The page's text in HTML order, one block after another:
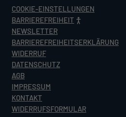
COOKIE-EINSTELLUNGEN
BARRIEREFREIHEIT
NEWSLETTER
BARRIEREFREIHEITSERKLÄRUNG
WIDERRUF
DATENSCHUTZ
AGB
IMPRESSUM
KONTAKT
WIDERRUFSFORMULAR